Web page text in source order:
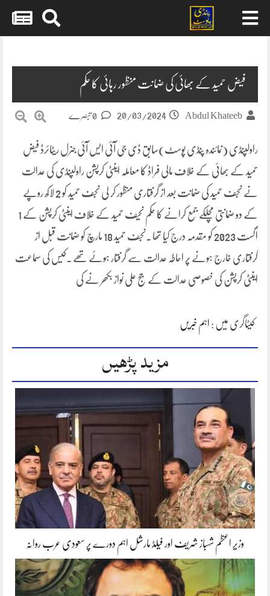
فیض حمید کے بھائی کی ضمانت منظور رہائی کا حکم
Abdul Khateeb
20/03/2024
راولپنڈی (نمائندہ پنڈی پوسٹ)سابق ڈی جی آئی ایس آئی جنرل ریٹائرڈ فیض
حمید کے بھائی کے خلاف مالی فراڈ کا معاملہ اینٹی کرپشن راولپنڈی کی عدالت
نے نجف حمید کی ضمانت بعد از گرفتاری منظور کر لی نجف حمید کو 2 لاکھ روپے
کے دو ضمانتی مچلکے جمع کرانے کا حکم نحیف حمید کے خلاف اینٹی کرپشن کے 1
اگست 2023 کو مقدمہ درج کیا تھا ۔نجف حمید 18 مارچ کو ضمانت قبل از
گرفتاری خارج ہونے پر احاطہ عدالت سے گرفتار ہوئے تھے ۔کیس کی سماعت
اینٹی کرپشن کی خصوصی عدالت کے جج علی نواز بکھر نے کی
کیٹاگری میں : اہم خبریں
مزید پڑھیں
وزیر اعظم شہباز شریف اور فیلڈ مارشل اہم دورے پر سعودی عرب روانہ